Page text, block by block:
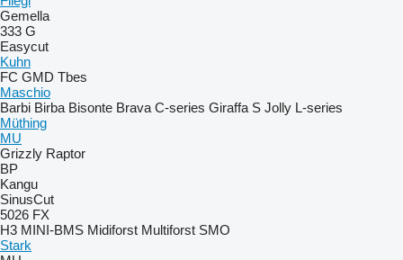
Gemella
333 G
Easycut
Kuhn
FC GMD Tbes
Maschio
Barbi Birba Bisonte Brava C-series Giraffa S Jolly L-series
Müthing
MU
Grizzly Raptor
BP
Kangu
SinusCut
5026 FX
H3 MINI-BMS Midiforst Multiforst SMO
Stark